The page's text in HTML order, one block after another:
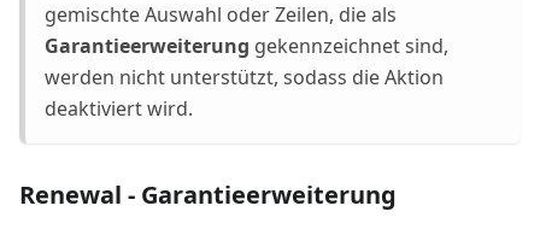
gemischte Auswahl oder Zeilen, die als
Garantieerweiterung gekennzeichnet sind,
werden nicht unterstützt, sodass die Aktion
deaktiviert wird.
Renewal - Garantieerweiterung